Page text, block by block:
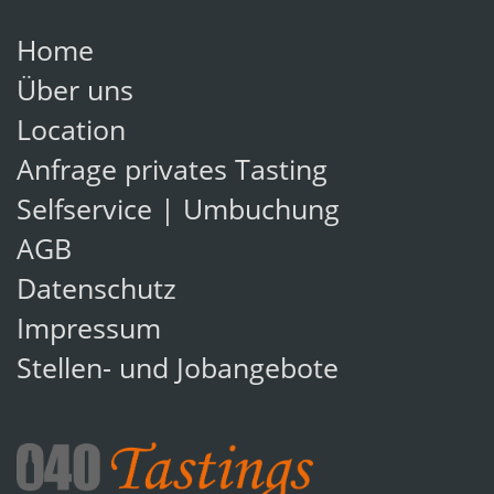
Home
Über uns
Location
Anfrage privates Tasting
Selfservice | Umbuchung
AGB
Datenschutz
Impressum
Stellen- und Jobangebote